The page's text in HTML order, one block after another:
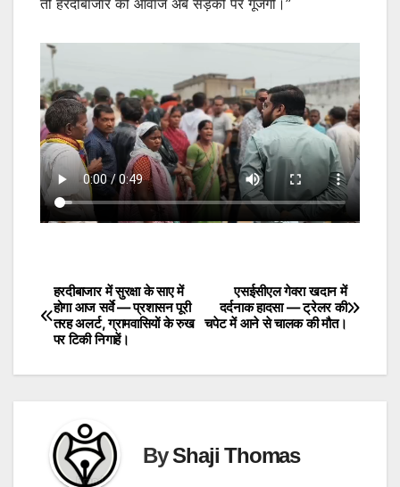
Post
navigation
एसईसीएल गेवरा खदान में
दर्दनाक हादसा — ट्रेलर की
चपेट में आने से चालक की मौत।
हरदीबाजार में सुरक्षा के साए में
होगा आज सर्वे — प्रशासन पूरी
तरह अलर्ट, ग्रामवासियों के रुख
पर टिकी निगाहें।
ByShaji Thomas